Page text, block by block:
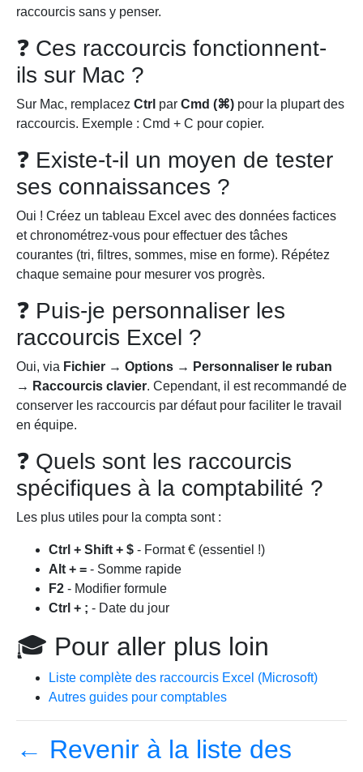
raccourcis sans y penser.
❓ Ces raccourcis fonctionnent-
ils sur Mac ?
Sur Mac, remplacez Ctrl par Cmd (⌘) pour la plupart des
raccourcis. Exemple : Cmd + C pour copier.
❓ Existe-t-il un moyen de tester
ses connaissances ?
Oui ! Créez un tableau Excel avec des données factices
et chronométrez-vous pour effectuer des tâches
courantes (tri, filtres, sommes, mise en forme). Répétez
chaque semaine pour mesurer vos progrès.
❓ Puis-je personnaliser les
raccourcis Excel ?
Oui, via Fichier → Options → Personnaliser le ruban
→ Raccourcis clavier. Cependant, il est recommandé de
conserver les raccourcis par défaut pour faciliter le travail
en équipe.
❓ Quels sont les raccourcis
spécifiques à la comptabilité ?
Les plus utiles pour la compta sont :
Ctrl + Shift + $ - Format € (essentiel !)
Alt + = - Somme rapide
F2 - Modifier formule
Ctrl + ; - Date du jour
🎓 Pour aller plus loin
Liste complète des raccourcis Excel (Microsoft)
Autres guides pour comptables
← Revenir à la liste des